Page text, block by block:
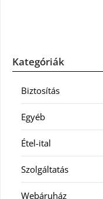
Kategóriák
Biztosítás
Egyéb
Étel-ital
Szolgáltatás
Webáruház